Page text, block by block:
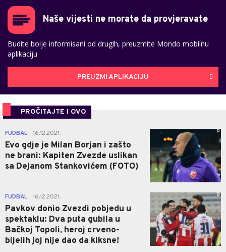
Naše vijesti ne morate da provjeravate
Budite bolje informisani od drugih, preuzmite Mondo mobilnu
aplikaciju
PREUZMI APLIKACIJU
PROČITAJTE I OVO
FUDBAL 16.12.2021.
Evo gdje je Milan Borjan i zašto
ne brani: Kapiten Zvezde uslikan
sa Dejanom Stankovićem (FOTO)
0
FUDBAL 16.12.2021.
Pavkov donio Zvezdi pobjedu u
spektaklu: Dva puta gubila u
Bačkoj Topoli, heroj crveno-
bijelih joj nije dao da kiksne!
0